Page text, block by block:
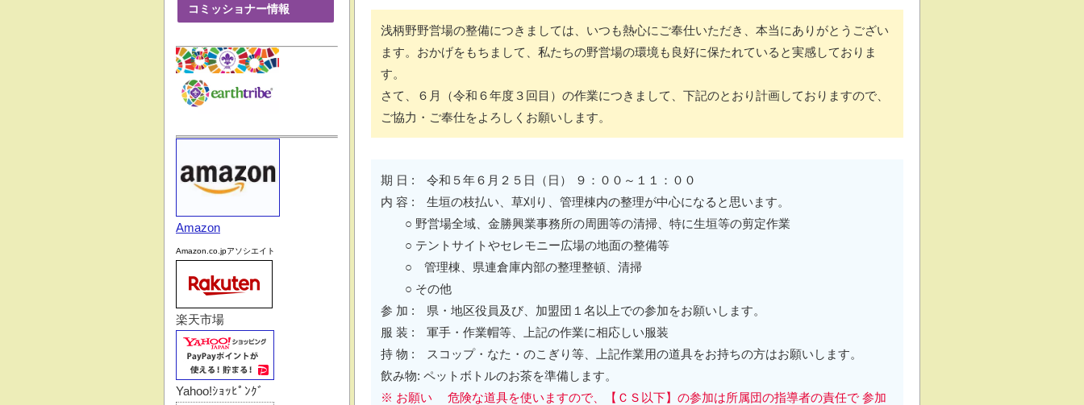
浅柄野野営場の整備につきましては、いつも熱心にご奉仕いただき、本当にありがとうござい
ます。おかげをもちまして、私たちの野営場の環境も良好に保たれていると実感しておりま
す。
さて、６月（令和６年度３回目）の作業につきまして、下記のとおり計画しておりますので、
ご協力・ご奉仕をよろしくお願いします。
期 日 : 令和５年６月２５日（日） ９：００～１１：００
内 容 : 生垣の枝払い、草刈り、管理棟内の整理が中心になると思います。
○ 野営場全域、金勝興業事務所の周囲等の清掃、特に生垣等の剪定作業
○ テントサイトやセレモニー広場の地面の整備等
○ 管理棟、県連倉庫内部の整理整頓、清掃
○ その他
参 加 : 県・地区役員及び、加盟団１名以上での参加をお願いします。
服 装 : 軍手・作業帽等、上記の作業に相応しい服装
持 物 : スコップ・なた・のこぎり等、上記作業用の道具をお持ちの方はお願いします。
飲み物: ペットボトルのお茶を準備します。
※ お願い 危険な道具を使いますので、【ＣＳ以下】の参加は所属団の指導者の責任で 参加
コミッショナー情報
Amazon
Amazon.co.jpアソシエイト
楽天市場
Yahoo!ｼｮｯﾋﾟﾝｸﾞ